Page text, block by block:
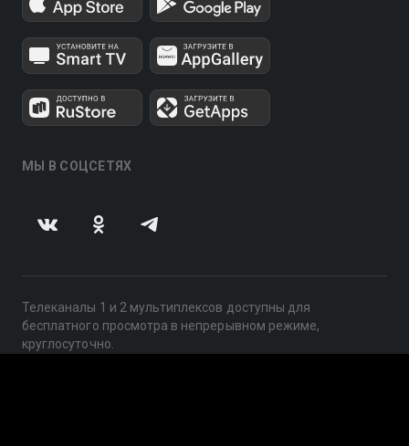
МЫ В СОЦСЕТЯХ
Телеканалы 1 и 2 мультиплексов доступны для
бесплатного просмотра в непрерывном режиме,
круглосуточно.